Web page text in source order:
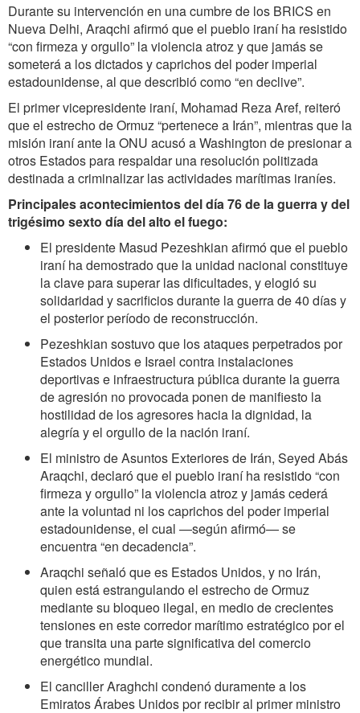
Durante su intervención en una cumbre de los BRICS en
Nueva Delhi, Araqchi afirmó que el pueblo iraní ha resistido
“con firmeza y orgullo” la violencia atroz y que jamás se
someterá a los dictados y caprichos del poder imperial
estadounidense, al que describió como “en declive”.
El primer vicepresidente iraní, Mohamad Reza Aref, reiteró
que el estrecho de Ormuz “pertenece a Irán”, mientras que la
misión iraní ante la ONU acusó a Washington de presionar a
otros Estados para respaldar una resolución politizada
destinada a criminalizar las actividades marítimas iraníes.
Principales acontecimientos del día 76 de la guerra y del
trigésimo sexto día del alto el fuego:
El presidente Masud Pezeshkian afirmó que el pueblo
iraní ha demostrado que la unidad nacional constituye
la clave para superar las dificultades, y elogió su
solidaridad y sacrificios durante la guerra de 40 días y
el posterior período de reconstrucción.
Pezeshkian sostuvo que los ataques perpetrados por
Estados Unidos e Israel contra instalaciones
deportivas e infraestructura pública durante la guerra
de agresión no provocada ponen de manifiesto la
hostilidad de los agresores hacia la dignidad, la
alegría y el orgullo de la nación iraní.
El ministro de Asuntos Exteriores de Irán, Seyed Abás
Araqchi, declaró que el pueblo iraní ha resistido “con
firmeza y orgullo” la violencia atroz y jamás cederá
ante la voluntad ni los caprichos del poder imperial
estadounidense, el cual —según afirmó— se
encuentra “en decadencia”.
Araqchi señaló que es Estados Unidos, y no Irán,
quien está estrangulando el estrecho de Ormuz
mediante su bloqueo ilegal, en medio de crecientes
tensiones en este corredor marítimo estratégico por el
que transita una parte significativa del comercio
energético mundial.
El canciller Araghchi condenó duramente a los
Emiratos Árabes Unidos por recibir al primer ministro